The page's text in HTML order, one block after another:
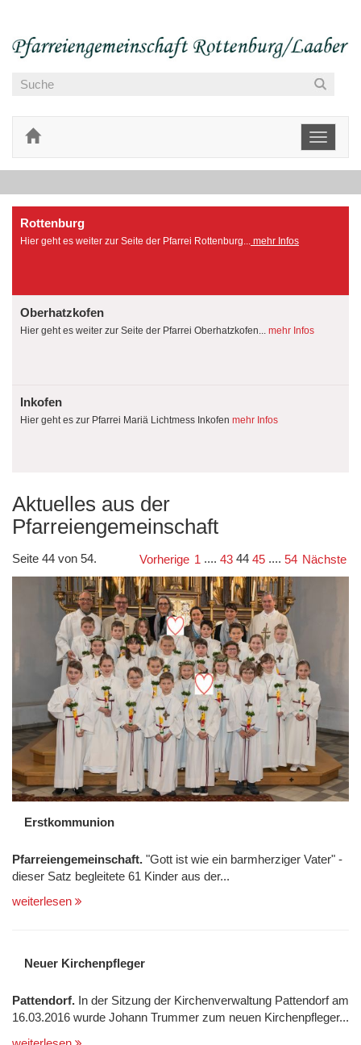
Toggle
Rottenburg
Hier geht es weiter zur Seite der Pfarrei Rottenburg... mehr Infos
Oberhatzkofen
Hier geht es weiter zur Seite der Pfarrei Oberhatzkofen... mehr Infos
Inkofen
Hier geht es zur Pfarrei Mariä Lichtmess Inkofen mehr Infos
Aktuelles aus der
Pfarreiengemeinschaft
Seite 44 von 54. Vorherige 1 .... 43 44 45 .... 54 Nächste
Erstkommunion
Pfarreiengemeinschaft. "Gott ist wie ein barmherziger Vater" -
dieser Satz begleitete 61 Kinder aus der...
weiterlesen
Neuer Kirchenpfleger
Pattendorf. In der Sitzung der Kirchenverwaltung Pattendorf am
16.03.2016 wurde Johann Trummer zum neuen Kirchenpfleger...